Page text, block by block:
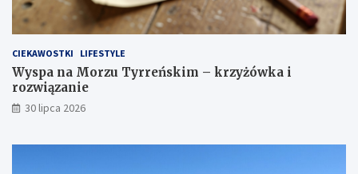
CIEKAWOSTKI LIFESTYLE
Wyspa na Morzu Tyrreńskim – krzyżówka i
rozwiązanie
30 lipca 2026